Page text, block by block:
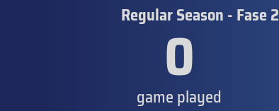
Regular Season - Fase 2
0
game played